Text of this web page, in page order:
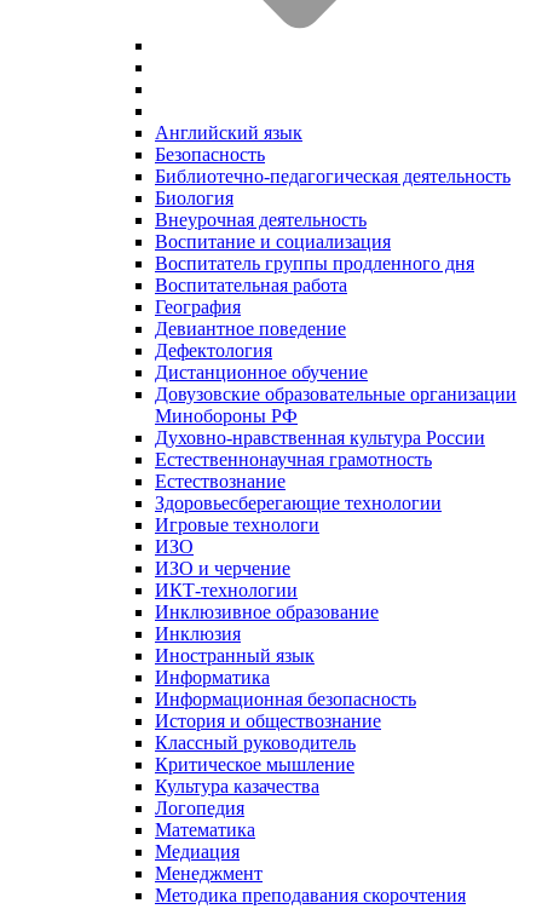
Английский язык
Безопасность
Библиотечно-педагогическая деятельность
Биология
Внеурочная деятельность
Воспитание и социализация
Воспитатель группы продленного дня
Воспитательная работа
География
Девиантное поведение
Дефектология
Дистанционное обучение
Довузовские образовательные организации
Минобороны РФ
Духовно‑нравственная культура России
Естественнонаучная грамотность
Естествознание
Здоровьесберегающие технологии
Игровые технологи
ИЗО
ИЗО и черчение
ИКТ-технологии
Инклюзивное образование
Инклюзия
Иностранный язык
Информатика
Информационная безопасность
История и обществознание
Классный руководитель
Критическое мышление
Культура казачества
Логопедия
Математика
Медиация
Менеджмент
Методика преподавания скорочтения